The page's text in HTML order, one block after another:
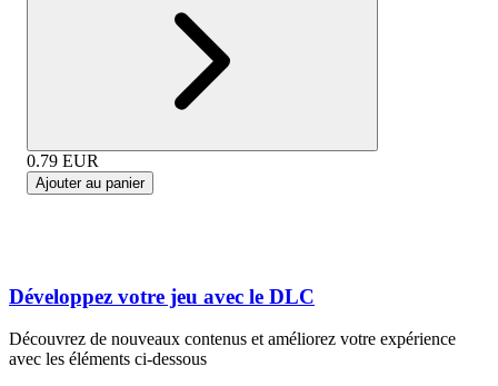
0.79 EUR
Ajouter au panier
Développez votre jeu avec le DLC
Découvrez de nouveaux contenus et améliorez votre expérience
avec les éléments ci-dessous